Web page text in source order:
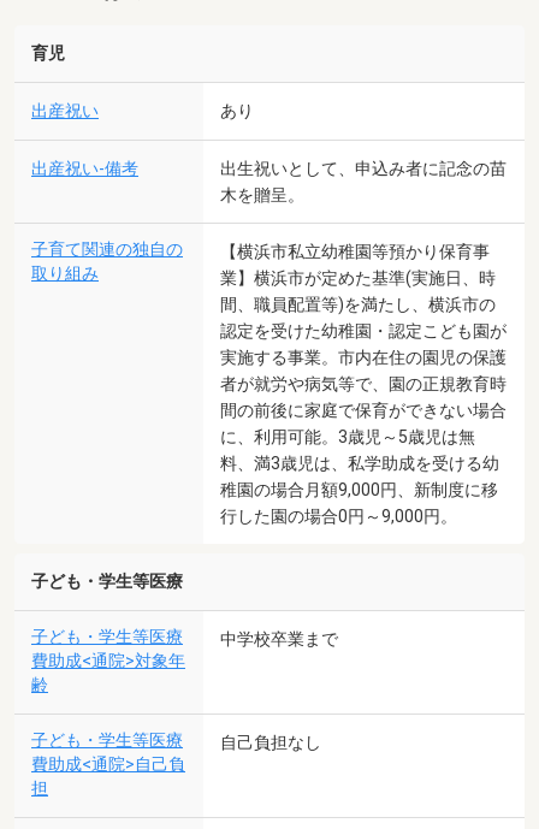
育児
出産祝い あり
出産祝い-備考
出生祝いとして、申込み者に記念の苗
木を贈呈。
子育て関連の独自の
取り組み
【横浜市私立幼稚園等預かり保育事
業】横浜市が定めた基準(実施日、時
間、職員配置等)を満たし、横浜市の
認定を受けた幼稚園・認定こども園が
実施する事業。市内在住の園児の保護
者が就労や病気等で、園の正規教育時
間の前後に家庭で保育ができない場合
に、利用可能。3歳児～5歳児は無
料、満3歳児は、私学助成を受ける幼
稚園の場合月額9,000円、新制度に移
行した園の場合0円～9,000円。
子ども・学生等医療
子ども・学生等医療
費助成<通院>対象年
齢
中学校卒業まで
子ども・学生等医療
費助成<通院>自己負
担
自己負担なし